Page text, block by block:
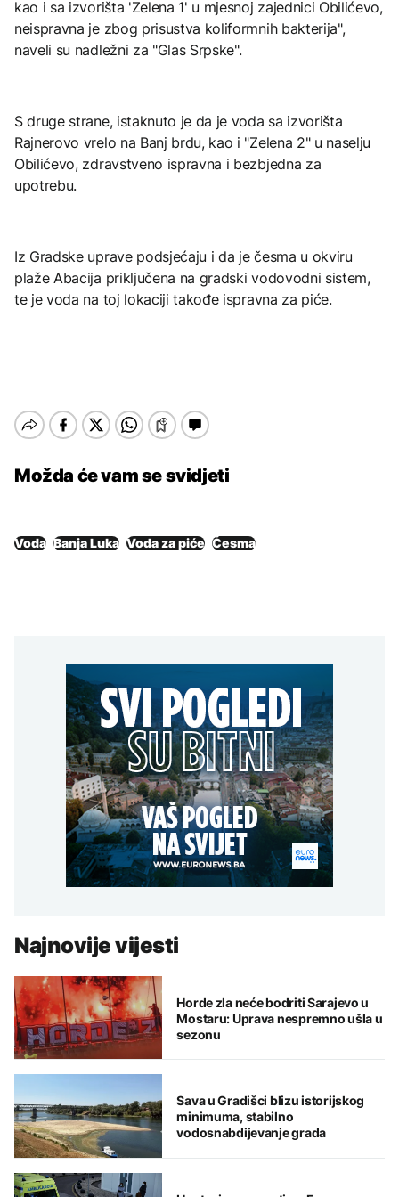
kao i sa izvorišta 'Zelena 1' u mjesnoj zajednici Obilićevo,
neispravna je zbog prisustva koliformnih bakterija",
naveli su nadležni za "Glas Srpske".
S druge strane, istaknuto je da je voda sa izvorišta
Rajnerovo vrelo na Banj brdu, kao i "Zelena 2" u naselju
Obilićevo, zdravstveno ispravna i bezbjedna za
upotrebu.
Iz Gradske uprave podsjećaju i da je česma u okviru
plaže Abacija priključena na gradski vodovodni sistem,
te je voda na toj lokaciji takođe ispravna za piće.
Možda će vam se svidjeti
Voda Banja Luka Voda za piće Česma
Najnovije vijesti
Horde zla neće bodriti Sarajevo u
Mostaru: Uprava nespremno ušla u
sezonu
Sava u Gradišci blizu istorijskog
minimuma, stabilno
vodosnabdijevanje grada